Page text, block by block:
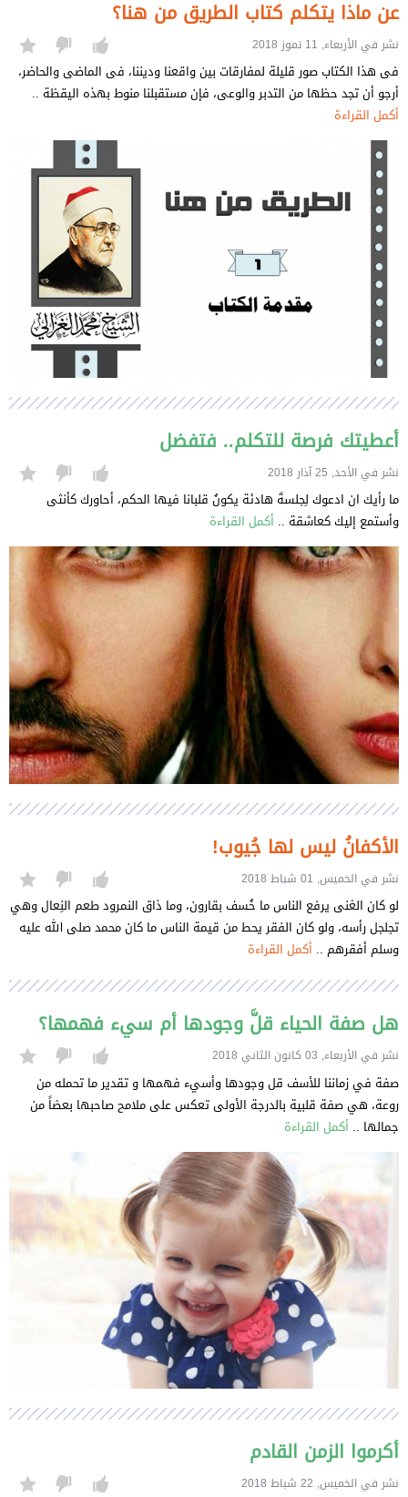
عن ماذا يتكلم كتاب الطريق من هنا؟
نشر في الأربعاء, 11 تموز 2018
فى هذا الكتاب صور قليلة لمفارقات بين واقعنا وديننا، فى الماضى والحاضر،
أرجو أن تجد حظها من التدبر والوعى، فإن مستقبلنا منوط بهذه اليقظة ..
أكمل القراءة
أعطيتك فرصة للتكلم.. فتفضل
نشر في الأحد, 25 آذار 2018
ما رأيك ان ادعوك لِجلسةَ هادئة يكونُ قلبانا فيها الحكم، أحاورك كأنثى
وأستمع إليك كعاشقة .. أكمل القراءة
الأكفانُ ليس لها جُيوب!
نشر في الخميس, 01 شباط 2018
لو كان الغنى يرفع الناس ما خُسف بقارون، وما ذاق النمرود طعم النِعال وهي
تجلجل رأسه، ولو كان الفقر يحط من قيمة الناس ما كان محمد صلى الله عليه
وسلم أفقرهم .. أكمل القراءة
هل صفة الحياء قلَّ وجودها أم سيء فهمها؟
نشر في الأربعاء, 03 كانون الثاني 2018
صفة في زماننا للأسف قل وجودها وأسيء فهمها و تقدير ما تحمله من
روعة، هي صفة قلبية بالدرجة الأولى تعكس على ملامح صاحبها بعضاً من
جمالها .. أكمل القراءة
أكرموا الزمن القادم
نشر في الخميس, 22 شباط 2018